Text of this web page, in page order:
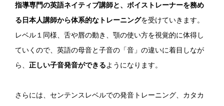
指導専門の英語ネイティブ講師と、ボイストレーナーを務め
る日本人講師から体系的なトレーニングを受けていきます。
レベル１同様、舌や唇の動き、顎の使い方を視覚的に体得し
ていくので、英語の母音と子音の「音」の違いに着目しなが
ら、正しい子音発音ができるようになります。
さらには、センテンスレベルでの発音トレーニング、カタカ